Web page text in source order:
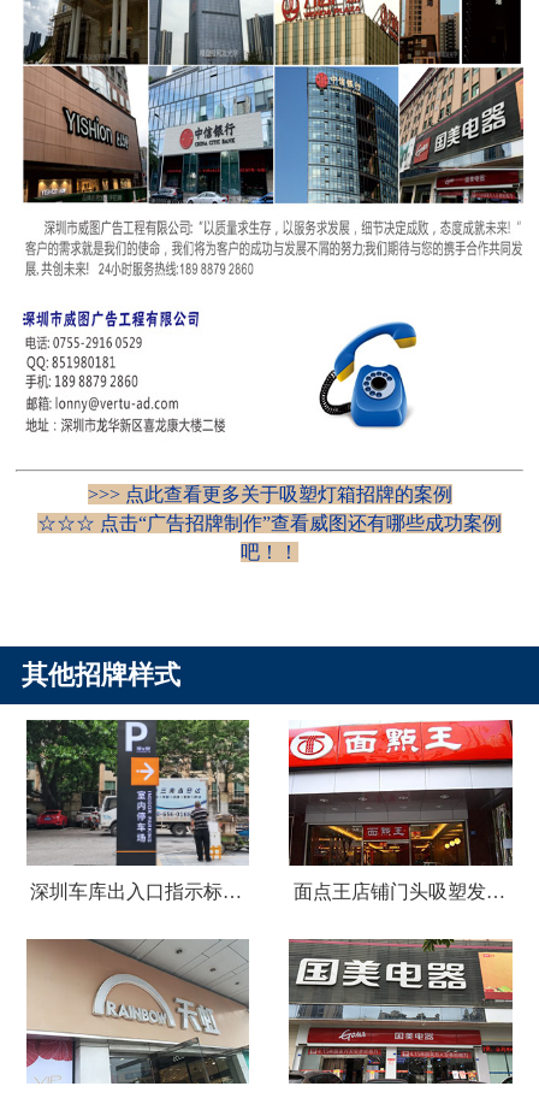
>>> 点此查看更多关于吸塑灯箱招牌的案例
☆☆☆ 点击“广告招牌制作”查看威图还有哪些成功案例
吧！！
其他招牌样式
深圳车库出入口指示标识牌制作 面点王店铺门头吸塑发光字广告招牌